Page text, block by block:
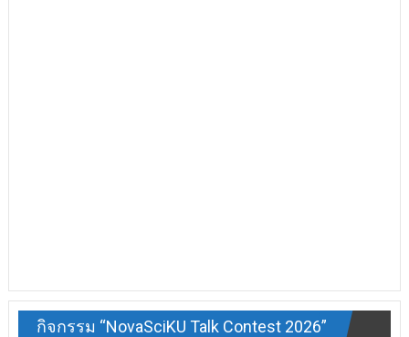
กิจกรรม “NovaSciKU Talk Contest 2026”